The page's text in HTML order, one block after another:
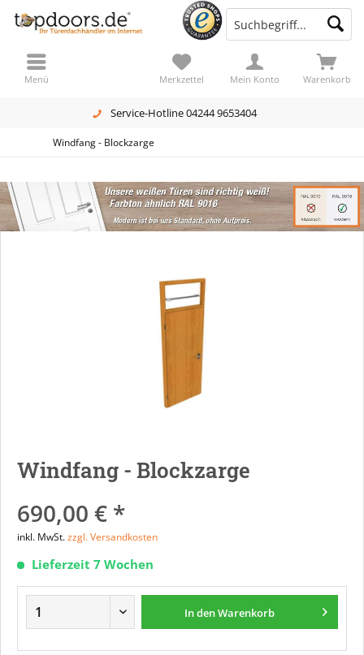
Service-Hotline 04244 9653404
Warenkorb
Merkzettel Mein Konto
Menü
Windfang - Blockzarge
Windfang - Blockzarge
690,00 € *
inkl. MwSt.zzgl. Versandkosten
Lieferzeit 7 Wochen
In denWarenkorb